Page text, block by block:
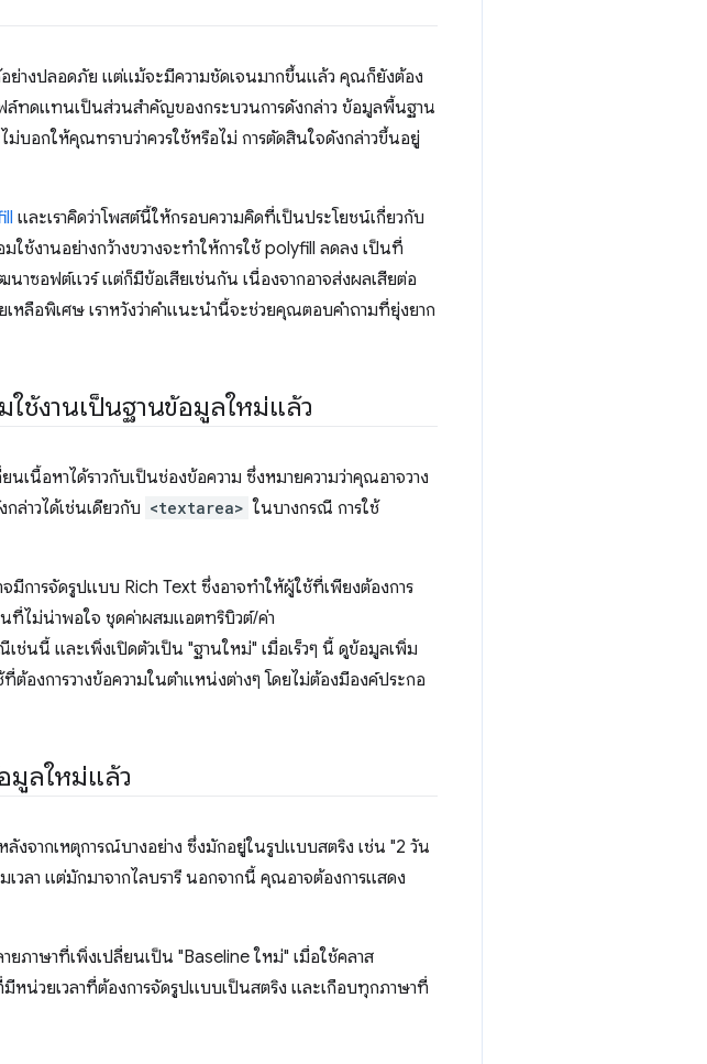
ย่างปลอดภัย แต่แม้จะมีความชัดเจนมากขึ้นแล้ว คุณก็ยังต้อง
ทดแทนเป็นส่วนสําคัญของกระบวนการดังกล่าว ข้อมูลพื้นฐาน
บอกให้คุณทราบว่าควรใช้หรือไม่ การตัดสินใจดังกล่าวขึ้นอยู่
และเราคิดว่าโพสต์นี้ให้กรอบความคิดที่เป็นประโยชน์เกี่ยวกับ
ใช้งานอย่างกว้างขวางจะทำให้การใช้ polyfill ลดลง เป็นที่
าซอฟต์แวร์ แต่ก็มีข้อเสียเช่นกัน เนื่องจากอาจส่งผลเสียต่อ
หลือพิเศษ เราหวังว่าคำแนะนำนี้จะช่วยคุณตอบคำถามที่ยุ่งยาก
ใช้งานเป็นฐานข้อมูลใหม่แล้ว
เนื้อหาได้ราวกับเป็นช่องข้อความ ซึ่งหมายความว่าคุณอาจวาง
ล่าวได้เช่นเดียวกับ <textarea> ในบางกรณี การใช้
มีการจัดรูปแบบ Rich Text ซึ่งอาจทำให้ผู้ใช้ที่เพียงต้องการ
ที่ไม่น่าพอใจ ชุดค่าผสมแอตทริบิวต์/ค่า
ช่นนี้ และเพิ่งเปิดตัวเป็น "ฐานใหม่" เมื่อเร็วๆ นี้ ดูข้อมูลเพิ่ม
งการวางข้อความในตำแหน่งต่างๆ โดยไม่ต้องมีองค์ประกอ
มูลใหม่แล้ว
งจากเหตุการณ์บางอย่าง ซึ่งมักอยู่ในรูปแบบสตริง เช่น "2 วัน
วลา แต่มักมาจากไลบรารี นอกจากนี้ คุณอาจต้องการแสดง
ยภาษาที่เพิ่งเปลี่ยนเป็น "Baseline ใหม่" เมื่อใช้คลาส
หน่วยเวลาที่ต้องการจัดรูปแบบเป็นสตริง และเกือบทุกภาษาที่